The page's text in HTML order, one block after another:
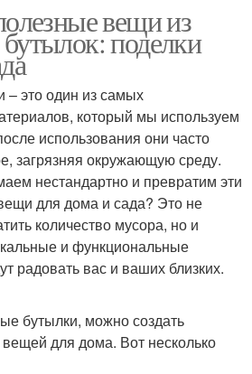
вещи из
поделки
– это один из самых
который мы используем
использования они часто
загрязняя окружающую среду.
нестандартно и превратим эти
для дома и сада? Это не
количество мусора, но и
и функциональные
радовать вас и ваших близких.
бутылки, можно создать
для дома. Вот несколько